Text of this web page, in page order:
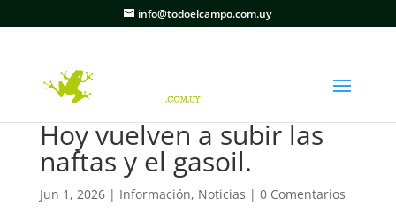
info@todoelcampo.com.uy
Hoy vuelven a subir las
naftas y el gasoil.
Jun 1, 2026| Información, Noticias | 0 Comentarios